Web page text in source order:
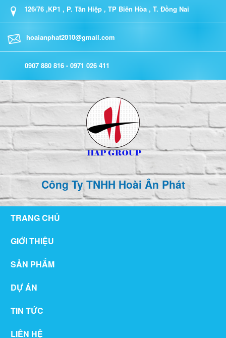
126/76 ,KP1 , P. Tân Hiệp , TP Biên Hòa , T. Đồng Nai
hoaianphat2010@gmail.com
0907 880 816 - 0971 026 411
Công Ty TNHH Hoài Ân Phát
TRANG CHỦ
GIỚI THIỆU
SẢN PHẨM
DỰ ÁN
TIN TỨC
LIÊN HỆ